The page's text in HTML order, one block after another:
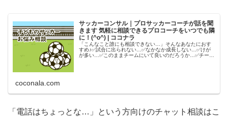
サッカーコンサル｜プロサッカーコーチが話を聞
きます 気軽に相談できるプロコーチをいつでも隣
に！(^o^) | ココナラ
「こんなこと誰にも相談できない…」そんなあなたにおす
すめ♪✅試合に出られない…✅なかなか成長しない…✅けが
が多い…✅このままチームにいて良いのだろうか…✅チー
coconala.com
「電話はちょっとな…」という方向けのチャット相談はこ